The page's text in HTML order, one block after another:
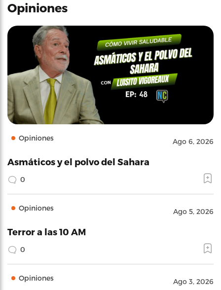
Opiniones
Opiniones Ago 6, 2026
Asmáticos y el polvo del Sahara
0
Opiniones Ago 5, 2026
Terror a las 10 AM
0
Opiniones Ago 3, 2026